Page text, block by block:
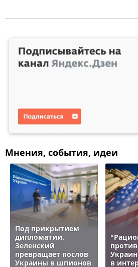
Мнения, события, идеи
Под прикрытием
дипломатии.
Зеленский
превращает послов
Украины в шпионов
в